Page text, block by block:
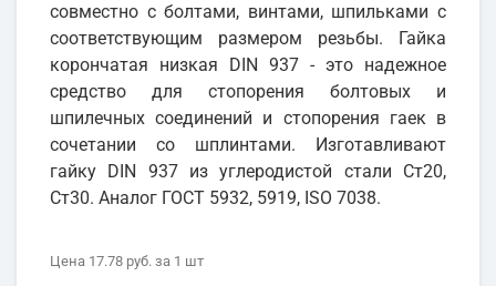
совместно с болтами, винтами, шпильками с
соответствующим размером резьбы. Гайка
корончатая низкая DIN 937 - это надежное
средство для стопорения болтовых и
шпилечных соединений и стопорения гаек в
сочетании со шплинтами. Изготавливают
гайку DIN 937 из углеродистой стали Ст20,
Ст30. Аналог ГОСТ 5932, 5919, ISO 7038.
Цена 17.78 руб. за 1 шт